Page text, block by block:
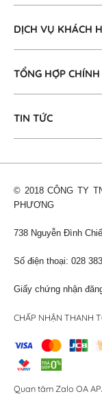
DỊCH VỤ KHÁCH
TỔNG HỢP CHÍNH
TIN TỨC
© 2018 CÔNG TY
PHƯƠNG
738 Nguyễn Đình
Số điện thoại: 028
Giấy chứng nhận
CHẤP NHẬN THANH
Quan tâm Zalo OA